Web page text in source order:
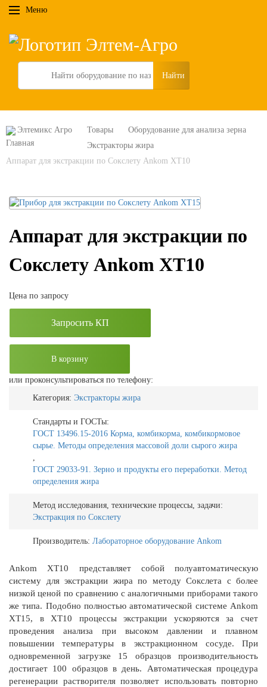
Меню
Search
Элтемикс Агро Товары
Оборудование для анализа зерна
Экстракторы жира
Аппарат для экстракции по Сокслету Ankom XT10
Аппарат для экстракции по
Сокслету Ankom XT10
Цена по запросу
Запросить КП
В корзину
или проконсультироваться по телефону:
Категория: Экстракторы жира
Стандарты и ГОСТы:
ГОСТ 13496.15-2016 Корма, комбикорма, комбикормовое
сырье. Методы определения массовой доли сырого жира
,
ГОСТ 29033-91. Зерно и продукты его переработки. Метод
определения жира
Метод исследования, технические процессы, задачи:
Экстракция по Сокслету
Производитель: Лабораторное оборудование Ankom
Ankom XT10 представляет собой полуавтоматическую
систему для экстракции жира по методу Сокслета с более
низкой ценой по сравнению с аналогичными приборами такого
же типа. Подобно полностью автоматической системе Ankom
XT15, в
XT10 процессы экстракции ускоряются за счет
проведения анализа при высоком давлении и плавном
повышении температуры в экстракционном сосуде. При
одновременной загрузке 15 образцов производительность
достигает 100 образцов в день. Автоматическая процедура
регенерации растворителя позволяет использовать повторно